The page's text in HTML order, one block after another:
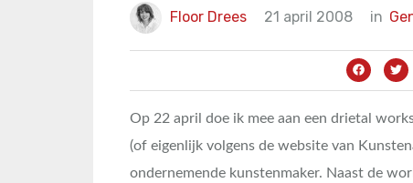
Floor Drees 21 april 2008 in
Op 22 april doe ik mee aan een drietal
(of eigenlijk volgens de website van
ondernemende kunstenmaker. Naast de